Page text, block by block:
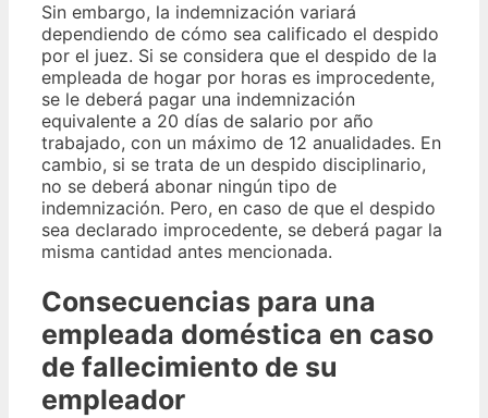
Sin embargo, la indemnización variará
dependiendo de cómo sea calificado el despido
por el juez. Si se considera que el despido de la
empleada de hogar por horas es improcedente,
se le deberá pagar una indemnización
equivalente a 20 días de salario por año
trabajado, con un máximo de 12 anualidades. En
cambio, si se trata de un despido disciplinario,
no se deberá abonar ningún tipo de
indemnización. Pero, en caso de que el despido
sea declarado improcedente, se deberá pagar la
misma cantidad antes mencionada.
Consecuencias para una
empleada doméstica en caso
de fallecimiento de su
empleador